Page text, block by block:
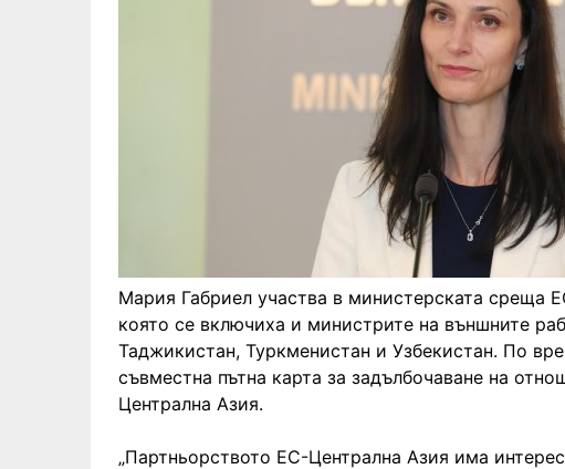
Мария Габриел участва в министерската среща
която се включиха и министрите на външните
Таджикистан, Туркменистан и Узбекистан. По
съвместна пътна карта за задълбочаване на
Централна Азия.
„Партньорството ЕС-Централна Азия има